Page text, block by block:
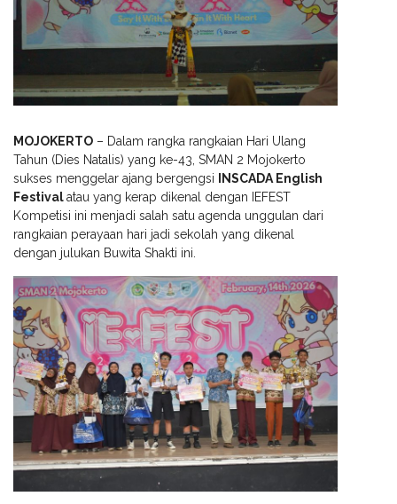
MOJOKERTO – Dalam rangka rangkaian Hari Ulang
Tahun (Dies Natalis) yang ke-43, SMAN 2 Mojokerto
sukses menggelar ajang bergengsi
INSCADA English
Festivalatau yang kerap dikenal dengan IEFEST
Kompetisi ini menjadi salah satu agenda unggulan dari
rangkaian perayaan hari jadi sekolah yang dikenal
dengan julukan Buwita Shakti ini.